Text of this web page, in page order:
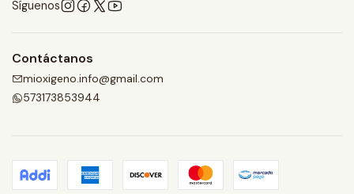
Síguenos
Contáctanos
mioxigeno.info@gmail.com
573173853944